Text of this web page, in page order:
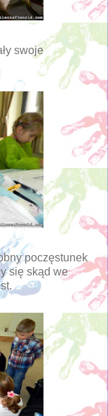
swoje
poczęstunek
się skąd we